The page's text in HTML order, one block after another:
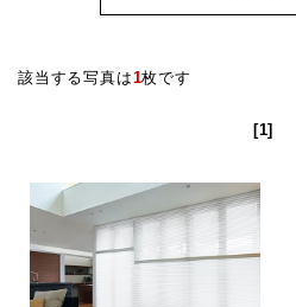
該当する写真は1枚です
[1]